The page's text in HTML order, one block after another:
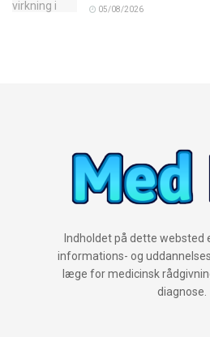
05/08/2026
Indholdet på dette websted
informations- og
læge for medicinsk
diagnose.